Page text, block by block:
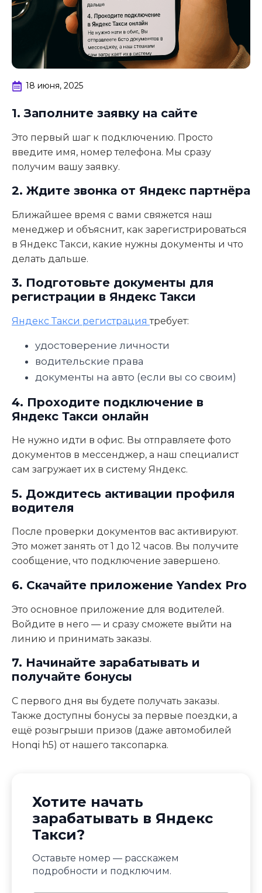
18 июня, 2025
1. Заполните заявку на сайте
Это первый шаг к подключению. Просто
введите имя, номер телефона. Мы сразу
получим вашу заявку.
2. Ждите звонка от Яндекс партнёра
Ближайшее время с вами свяжется наш
менеджер и объяснит, как зарегистрироваться
в Яндекс Такси, какие нужны документы и что
делать дальше.
3. Подготовьте документы для
регистрации в Яндекс Такси
Яндекс Такси регистрациятребует:
удостоверение личности
водительские права
документы на авто (если вы со своим)
4. Проходите подключение в
Яндекс Такси онлайн
Не нужно идти в офис. Вы отправляете фото
документов в мессенджер, а наш специалист
сам загружает их в систему Яндекс.
5. Дождитесь активации профиля
водителя
После проверки документов вас активируют.
Это может занять от 1 до 12 часов. Вы получите
сообщение, что подключение завершено.
6. Скачайте приложение Yandex Pro
Это основное приложение для водителей.
Войдите в него — и сразу сможете выйти на
линию и принимать заказы.
7. Начинайте зарабатывать и
получайте бонусы
С первого дня вы будете получать заказы.
Также доступны бонусы за первые поездки, а
ещё розыгрыши призов (даже автомобилей
Honqi h5) от нашего таксопарка.
Хотите начать
зарабатывать в Яндекс
Такси?
Оставьте номер — расскажем
подробности и подключим.